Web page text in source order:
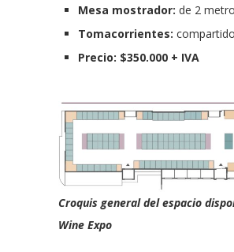
Mesa mostrador: de 2
Tomacorrientes:
Precio: $350.000 + IVA
Croquis general del espacio
Wine Expo